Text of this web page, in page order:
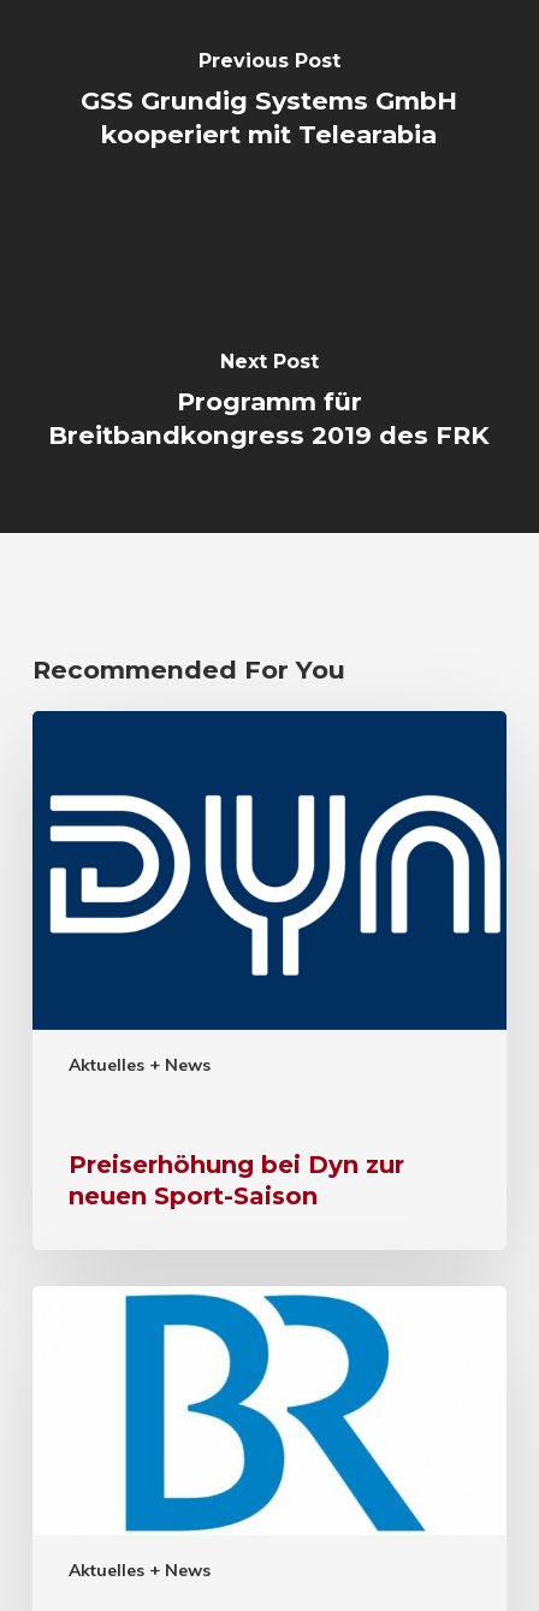
Previous Post
GSS Grundig Systems GmbH
kooperiert mit Telearabia
Next Post
Programm für
Breitbandkongress 2019 des FRK
Recommended For You
Aktuelles + News
Preiserhöhung bei Dyn zur
neuen Sport-Saison
Aktuelles + News